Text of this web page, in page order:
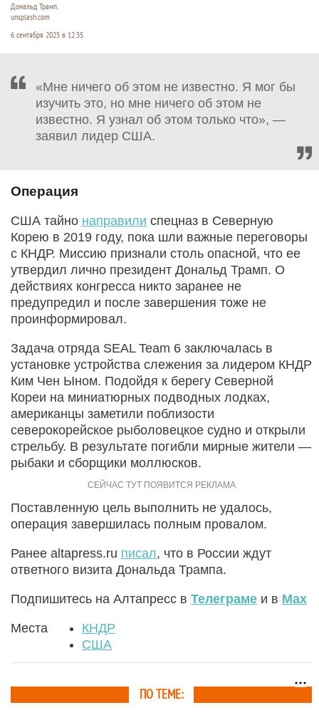
Дональд Трамп.
unsplash.com
6 сентября 2025 в 12:35
«Мне ничего об этом не известно. Я мог бы
изучить это, но мне ничего об этом не
известно. Я узнал об этом только что», —
заявил лидер США.
Операция
США тайно направили спецназ в Северную
Корею в 2019 году, пока шли важные переговоры
с КНДР. Миссию признали столь опасной, что ее
утвердил лично президент Дональд Трамп. О
действиях конгресса никто заранее не
предупредил и после завершения тоже не
проинформировал.
Задача отряда SEAL Team 6 заключалась в
установке устройства слежения за лидером КНДР
Ким Чен Ыном. Подойдя к берегу Северной
Кореи на миниатюрных подводных лодках,
американцы заметили поблизости
северокорейское рыболовецкое судно и открыли
стрельбу. В результате погибли мирные жители —
рыбаки и сборщики моллюсков.
Поставленную цель выполнить не удалось,
операция завершилась полным провалом.
Ранее altapress.ru писал, что в России ждут
ответного визита Дональда Трампа.
Подпишитесь на Алтапресс в Телеграме и в Max
Места
КНДР
США
ПО ТЕМЕ: